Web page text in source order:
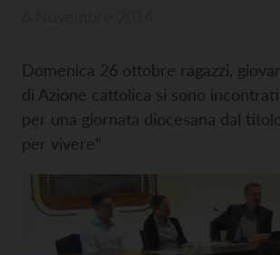
Domenica 26 ottobre ragazzi,
di Azione cattolica si sono
per una giornata diocesana dal
per vivere”